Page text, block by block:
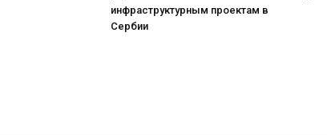
инфраструктурным проектам в
Сербии